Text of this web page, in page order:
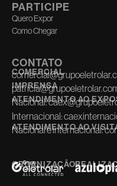
PARTICIPE
Quero Expor
Como Chegar
CONTATO
COMERCIAL
IMPRENSA
ATENDIMENTO AO
Nacional:
Internacional:
ATENDIMENTO AO
Nacional e internacional:
ORGANIZAÇÃO